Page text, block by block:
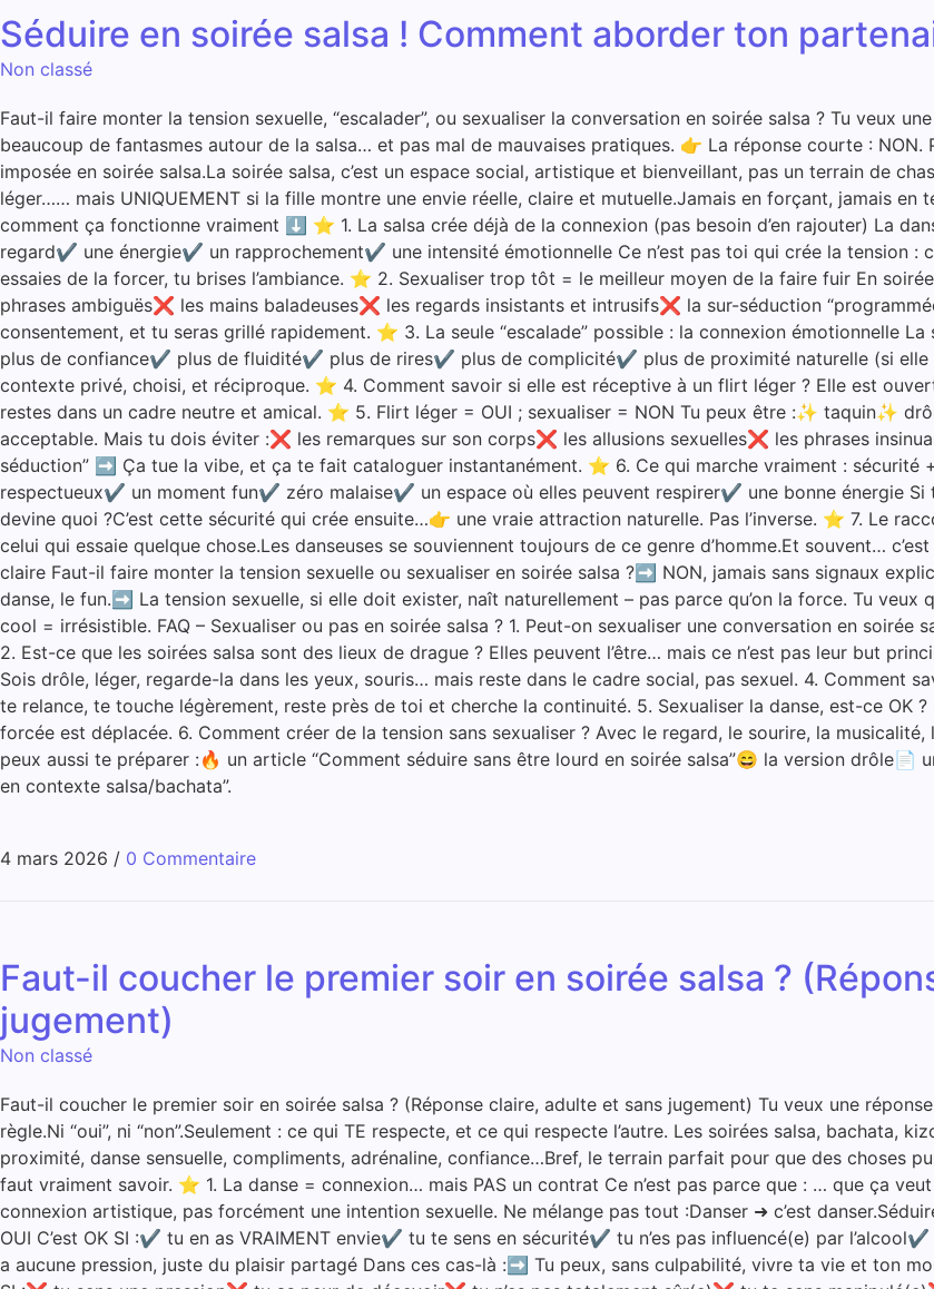
Séduire en soirée salsa ! Comment aborder ton
Non classé
Faut-il faire monter la tension sexuelle, “escalader”, ou sexualiser la conversation en soirée salsa ? Tu veux
beaucoup de fantasmes autour de la salsa… et pas mal de mauvaises pratiques. 👉 La réponse courte : NON.
imposée en soirée salsa.La soirée salsa, c’est un espace social, artistique et bienveillant, pas un terrain de
léger…… mais UNIQUEMENT si la fille montre une envie réelle, claire et mutuelle.Jamais en forçant, jamais en
comment ça fonctionne vraiment ⬇️ ⭐ 1. La salsa crée déjà de la connexion (pas besoin d’en rajouter) La
regard✔ une énergie✔ un rapprochement✔ une intensité émotionnelle Ce n’est pas toi qui crée la tension :
essaies de la forcer, tu brises l’ambiance. ⭐ 2. Sexualiser trop tôt = le meilleur moyen de la faire fuir En
phrases ambiguës❌ les mains baladeuses❌ les regards insistants et intrusifs❌ la sur-séduction
consentement, et tu seras grillé rapidement. ⭐ 3. La seule “escalade” possible : la connexion émotionnelle
plus de confiance✔ plus de fluidité✔ plus de rires✔ plus de complicité✔ plus de proximité naturelle (si elle
contexte privé, choisi, et réciproque. ⭐ 4. Comment savoir si elle est réceptive à un flirt léger ? Elle est
restes dans un cadre neutre et amical. ⭐ 5. Flirt léger = OUI ; sexualiser = NON Tu peux être :✨ taquin✨
acceptable. Mais tu dois éviter :❌ les remarques sur son corps❌ les allusions sexuelles❌ les phrases
séduction” ➡️ Ça tue la vibe, et ça te fait cataloguer instantanément. ⭐ 6. Ce qui marche vraiment :
respectueux✔ un moment fun✔ zéro malaise✔ un espace où elles peuvent respirer✔ une bonne énergie Si
devine quoi ?C’est cette sécurité qui crée ensuite…👉 une vraie attraction naturelle. Pas l’inverse. ⭐ 7. Le
celui qui essaie quelque chose.Les danseuses se souviennent toujours de ce genre d’homme.Et souvent…
claire Faut-il faire monter la tension sexuelle ou sexualiser en soirée salsa ?➡️ NON, jamais sans signaux
danse, le fun.➡️ La tension sexuelle, si elle doit exister, naît naturellement – pas parce qu’on la force. Tu
cool = irrésistible. FAQ – Sexualiser ou pas en soirée salsa ? 1. Peut-on sexualiser une conversation en soirée
2. Est-ce que les soirées salsa sont des lieux de drague ? Elles peuvent l’être… mais ce n’est pas leur but
Sois drôle, léger, regarde-la dans les yeux, souris… mais reste dans le cadre social, pas sexuel. 4. Comment
te relance, te touche légèrement, reste près de toi et cherche la continuité. 5. Sexualiser la danse, est-ce OK
forcée est déplacée. 6. Comment créer de la tension sans sexualiser ? Avec le regard, le sourire, la
peux aussi te préparer :🔥 un article “Comment séduire sans être lourd en soirée salsa”😄 la version
en contexte salsa/bachata”.
4 mars 2026 / 0 Commentaire
Faut-il coucher le premier soir en soirée salsa ?
jugement)
Non classé
Faut-il coucher le premier soir en soirée salsa ? (Réponse claire, adulte et sans jugement) Tu veux une
règle.Ni “oui”, ni “non”.Seulement : ce qui TE respecte, et ce qui respecte l’autre. Les soirées salsa, bachata,
proximité, danse sensuelle, compliments, adrénaline, confiance…Bref, le terrain parfait pour que des choses
faut vraiment savoir. ⭐ 1. La danse = connexion… mais PAS un contrat Ce n’est pas parce que : … que ça
connexion artistique, pas forcément une intention sexuelle. Ne mélange pas tout :Danser ➜ c’est
OUI C’est OK SI :✔ tu en as VRAIMENT envie✔ tu te sens en sécurité✔ tu n’es pas influencé(e) par
a aucune pression, juste du plaisir partagé Dans ces cas-là :➡️ Tu peux, sans culpabilité, vivre ta vie et ton